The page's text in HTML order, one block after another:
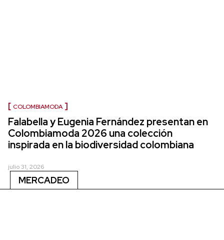
COLOMBIAMODA
Falabella y Eugenia Fernández presentan en
Colombiamoda 2026 una colección
inspirada en la biodiversidad colombiana
julio 31, 2026
MERCADEO